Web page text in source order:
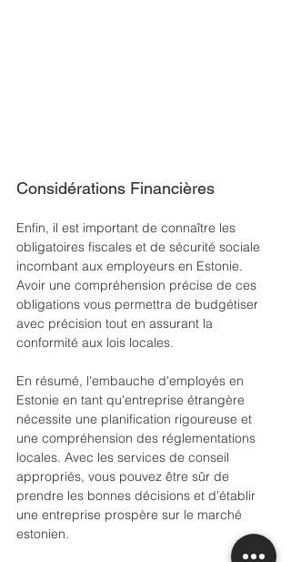
Considérations Financières
Enfin, il est important de connaître les
obligatoires fiscales et de sécurité sociale
incombant aux employeurs en Estonie.
Avoir une compréhension précise de ces
obligations vous permettra de budgétiser
avec précision tout en assurant la
conformité aux lois locales.
En résumé, l'embauche d'employés en
Estonie en tant qu'entreprise étrangère
nécessite une planification rigoureuse et
une compréhension des réglementations
locales. Avec les services de conseil
appropriés, vous pouvez être sûr de
prendre les bonnes décisions et d'établir
une entreprise prospère sur le marché
estonien.